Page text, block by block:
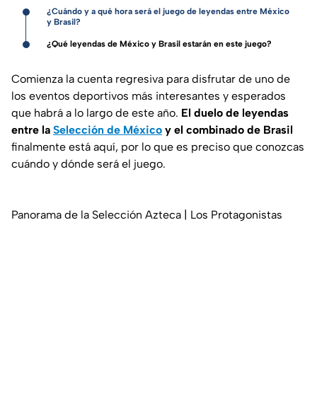
¿Cuándo y a qué hora será el juego de leyendas entre México
y Brasil?
¿Qué leyendas de México y Brasil estarán en este juego?
Comienza la cuenta regresiva para disfrutar de uno de
los eventos deportivos más interesantes y esperados
que habrá a lo largo de este año. El duelo de leyendas
entre la Selección de México y el combinado de Brasil
finalmente está aquí, por lo que es preciso que conozcas
cuándo y dónde será el juego.
Panorama de la Selección Azteca | Los Protagonistas